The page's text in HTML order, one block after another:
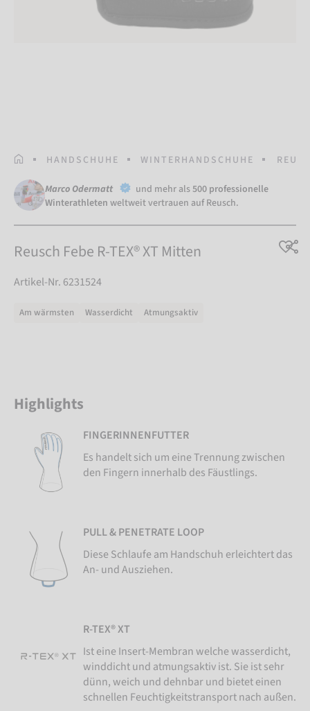
STARTSEITEHANDSCHUHE WINTERHANDSCHUHE
Marco Odermatt und mehr als500 professionelle
Winterathleten weltweit vertrauen auf Reusch.
Reusch Febe R-TEX® XT Mitten
Artikel-Nr. 6231524
Am wärmsten Wasserdicht Atmungsaktiv
Highlights
FINGERINNENFUTTER
Es handelt sich um eine Trennung zwischen
den Fingern innerhalb des Fäustlings.
PULL & PENETRATE LOOP
Diese Schlaufe am Handschuh erleichtert das
An- und Ausziehen.
R-TEX® XT
Ist eine Insert-Membran welche wasserdicht,
winddicht und atmungsaktiv ist. Sie ist sehr
dünn, weich und dehnbar und bietet einen
schnellen Feuchtigkeitstransport nach außen.